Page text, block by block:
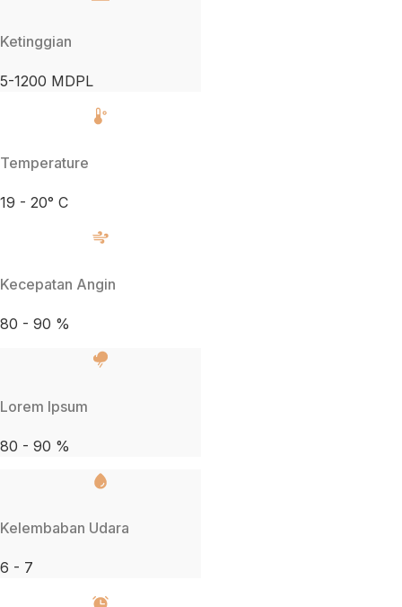
Ketinggian
5-1200 MDPL
Temperature
19 - 20° C
Kecepatan Angin
80 - 90 %
Lorem Ipsum
80 - 90 %
Kelembaban Udara
6 - 7